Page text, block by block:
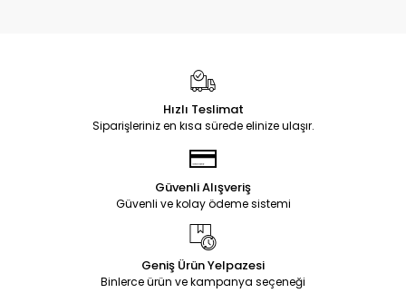
Hızlı Teslimat
Siparişleriniz en kısa sürede elinize ulaşır.
Güvenli Alışveriş
Güvenli ve kolay ödeme sistemi
Geniş Ürün Yelpazesi
Binlerce ürün ve kampanya seçeneği